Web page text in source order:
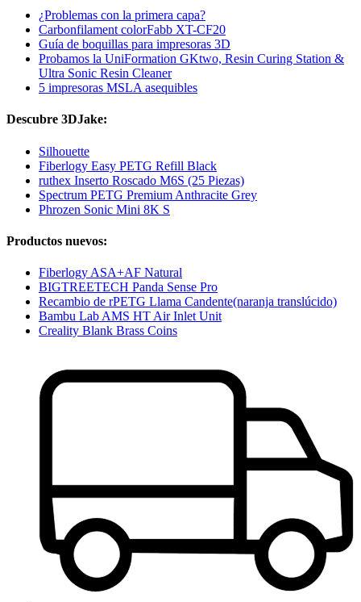
¿Problemas con la primera capa?
Carbonfilament colorFabb XT-CF20
Guía de boquillas para impresoras 3D
Probamos la UniFormation GKtwo, Resin Curing Station &
Ultra Sonic Resin Cleaner
5 impresoras MSLA asequibles
Descubre 3DJake:
Silhouette
Fiberlogy Easy PETG Refill Black
ruthex Inserto Roscado M6S (25 Piezas)
Spectrum PETG Premium Anthracite Grey
Phrozen Sonic Mini 8K S
Productos nuevos:
Fiberlogy ASA+AF Natural
BIGTREETECH Panda Sense Pro
Recambio de rPETG Llama Candente(naranja translúcido)
Bambu Lab AMS HT Air Inlet Unit
Creality Blank Brass Coins